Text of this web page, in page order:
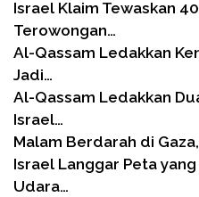
Israel Klaim Tewaskan
Terowongan…
Al-Qassam Ledakkan
Jadi…
Al-Qassam Ledakkan
Israel…
Malam Berdarah di
Israel Langgar Peta
Udara…